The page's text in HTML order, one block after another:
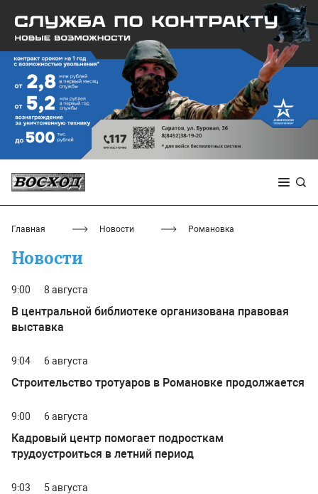
Главная Новости Романовка
Новости
9:00 8 августа
В центральной библиотеке организована правовая
выставка
9:04 6 августа
Строительство тротуаров в Романовке продолжается
9:00 6 августа
Кадровый центр помогает подросткам
трудоустроиться в летний период
9:03 5 августа